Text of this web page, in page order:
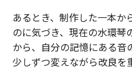
あるとき、制作した一本か
のに気づき、現在の水環琴
から、自分の記憶にある音
少しずつ変えながら改良を